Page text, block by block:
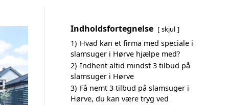
Indholdsfortegnelse skjul
1) Hvad kan et firma med speciale i
slamsuger i Hørve hjælpe med?
2) Indhent altid mindst 3 tilbud på
slamsuger i Hørve
3) Få nemt 3 tilbud på slamsuger i
Hørve, du kan være tryg ved